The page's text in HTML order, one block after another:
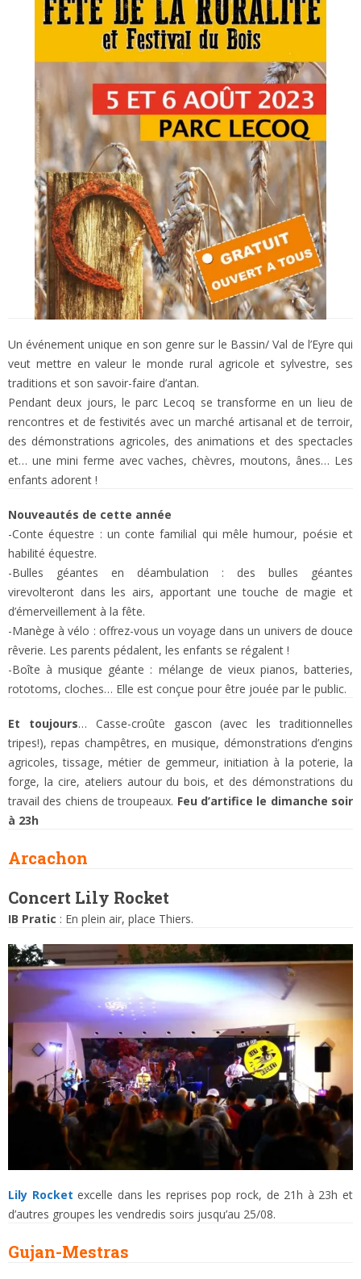
Un événement unique en son genre sur le Bassin/ Val de l’Eyre qui
veut mettre en valeur le monde rural agricole et sylvestre, ses
traditions et son savoir-faire d’antan.
Pendant deux jours, le parc Lecoq se transforme en un lieu de
rencontres et de festivités avec un marché artisanal et de terroir,
des démonstrations agricoles, des animations et des spectacles
et… une mini ferme avec vaches, chèvres, moutons, ânes… Les
enfants adorent !
Nouveautés de cette année
-Conte équestre : un conte familial qui mêle humour, poésie et
habilité équestre.
-Bulles géantes en déambulation : des bulles géantes
virevolteront dans les airs, apportant une touche de magie et
d’émerveillement à la fête.
-Manège à vélo : offrez-vous un voyage dans un univers de douce
rêverie. Les parents pédalent, les enfants se régalent !
-Boîte à musique géante : mélange de vieux pianos, batteries,
rototoms, cloches… Elle est conçue pour être jouée par le public.
Et toujours… Casse-croûte gascon (avec les traditionnelles
tripes!), repas champêtres, en musique, démonstrations d’engins
agricoles, tissage, métier de gemmeur, initiation à la poterie, la
forge, la cire, ateliers autour du bois, et des démonstrations du
travail des chiens de troupeaux. Feu d’artifice le dimanche soir
à 23h
Arcachon
Concert Lily Rocket
IB Pratic : En plein air, place Thiers.
Lily Rocket excelle dans les reprises pop rock, de 21h à 23h et
d’autres groupes les vendredis soirs jusqu’au 25/08.
Gujan-Mestras